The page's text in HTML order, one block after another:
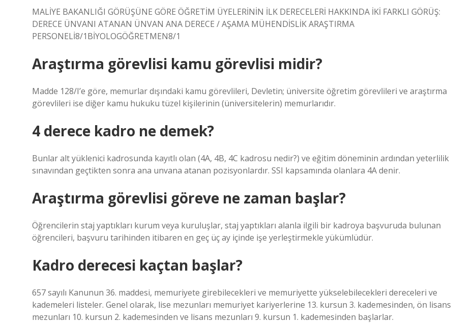
MALİYE BAKANLIĞI GÖRÜŞÜNE GÖRE ÖĞRETİM ÜYELERİNİN İLK DERECELERİ HAKKINDA İKİ FARKLI GÖRÜŞ:
DERECE ÜNVANI ATANAN ÜNVAN ANA DERECE / AŞAMA MÜHENDİSLİK ARAŞTIRMA
PERSONELİ8/1BİYOLOGÖĞRETMEN8/1
Araştırma görevlisi kamu görevlisi midir?
Madde 128/I’e göre, memurlar dışındaki kamu görevlileri, Devletin; üniversite öğretim görevlileri ve araştırma
görevlileri ise diğer kamu hukuku tüzel kişilerinin (üniversitelerin) memurlarıdır.
4 derece kadro ne demek?
Bunlar alt yüklenici kadrosunda kayıtlı olan (4A, 4B, 4C kadrosu nedir?) ve eğitim döneminin ardından yeterlilik
sınavından geçtikten sonra ana unvana atanan pozisyonlardır. SSI kapsamında olanlara 4A denir.
Araştırma görevlisi göreve ne zaman başlar?
Öğrencilerin staj yaptıkları kurum veya kuruluşlar, staj yaptıkları alanla ilgili bir kadroya başvuruda bulunan
öğrencileri, başvuru tarihinden itibaren en geç üç ay içinde işe yerleştirmekle yükümlüdür.
Kadro derecesi kaçtan başlar?
657 sayılı Kanunun 36. maddesi, memuriyete girebilecekleri ve memuriyette yükselebilecekleri dereceleri ve
kademeleri listeler. Genel olarak, lise mezunları memuriyet kariyerlerine 13. kursun 3. kademesinden, ön lisans
mezunları 10. kursun 2. kademesinden ve lisans mezunları 9. kursun 1. kademesinden başlarlar.